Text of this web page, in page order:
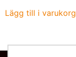
Lägg till i varukorg